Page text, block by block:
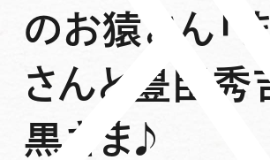
のお猿さん「ま
さんと豊臣秀
黒さま♪